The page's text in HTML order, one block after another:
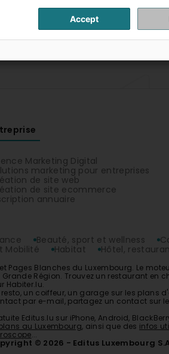
Marketing Digital
marketing pour entreprises
de site web
de site ecommerce
annuaire
Beauté, sport et wellness
Mobilité
Habitat Hôtel,
Blanches du Luxembourg. Le
Région. Trouvez un restaurant
Habiter.lu.
resto, un coiffeur, un garage sur les plans
par e-mail, partagez un contact sur
Editus.lu sur iPhone, Android,
au Luxembourg, ainsi que des infos
...
© 2026 Editus Luxembourg
Accept